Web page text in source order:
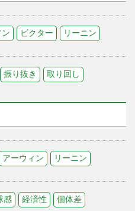
ン ビクター リーニン
振り抜き 取り回し
アーウィン リーニン
感 経済性 個体差